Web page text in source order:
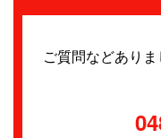
ご質問などあり